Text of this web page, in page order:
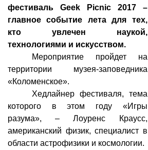
фестиваль Geek Picnic 2017 –
главное событие лета для тех,
кто увлечен наукой,
технологиями и искусством.
Мероприятие пройдет на
территории музея-заповедника
«Коломенское».
Хедлайнер фестиваля, тема
которого в этом году «Игры
разума», – Лоуренс Краусc,
американский физик, специалист в
области астрофизики и космологии.